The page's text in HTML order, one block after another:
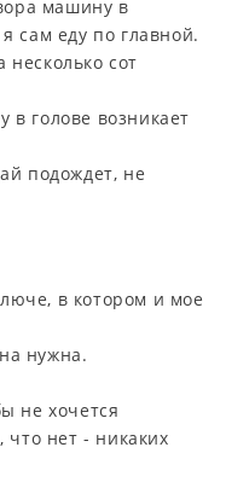
машину в
сам еду по главной.
сот
в голове возникает
подождет, не
в котором и мое
нужна.
не хочется
что нет - никаких